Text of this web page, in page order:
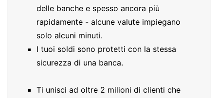
delle banche e spesso ancora più
rapidamente - alcune valute impiegano
solo alcuni minuti.
I tuoi soldi sono protetti con la stessa
sicurezza di una banca.
Ti unisci ad oltre 2 milioni di clienti che